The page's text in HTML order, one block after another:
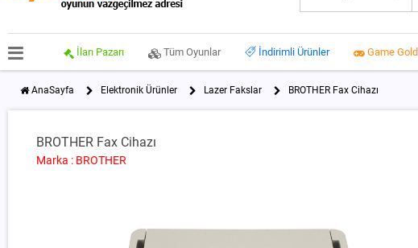
İlan Pazarı Tüm Oyunlar İndirimli Ürünler Game Gold
AnaSayfa Elektronik Ürünler Lazer Fakslar BROTHER Fax Cihazı
BROTHER Fax Cihazı
Marka : BROTHER